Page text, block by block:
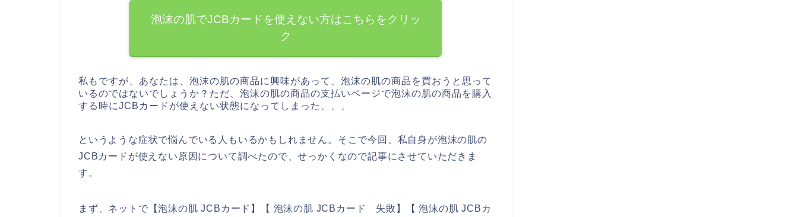
泡沫の肌でJCBカードを使えない方はこちらをクリッ
ク
私もですが、あなたは、泡沫の肌の商品に興味があって、泡沫の肌の商品を買おうと思って
いるのではないでしょうか？ただ、泡沫の肌の商品の支払いページで泡沫の肌の商品を購入
する時にJCBカードが使えない状態になってしまった、、、
というような症状で悩んでいる人もいるかもしれません。そこで今回、私自身が泡沫の肌の
JCBカードが使えない原因について調べたので、せっかくなので記事にさせていただきま
す。
まず、ネットで【泡沫の肌 JCBカード】【 泡沫の肌 JCBカード 失敗】【 泡沫の肌 JCBカ